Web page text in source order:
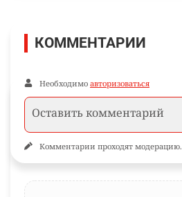
КОММЕНТАРИИ
Необходимо авторизоваться
Комментарии проходят модерацию.